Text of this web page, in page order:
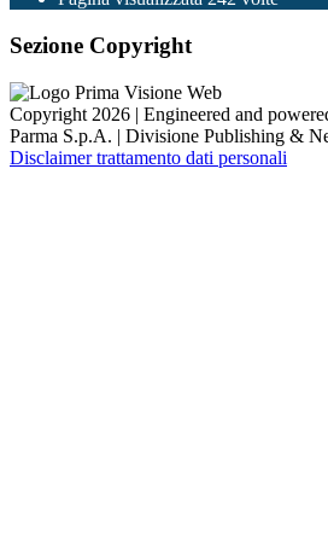
Sezione Copyright
Copyright 2026 | Engineered and
Parma S.p.A. | Divisione Publishing &
Disclaimer trattamento dati personali